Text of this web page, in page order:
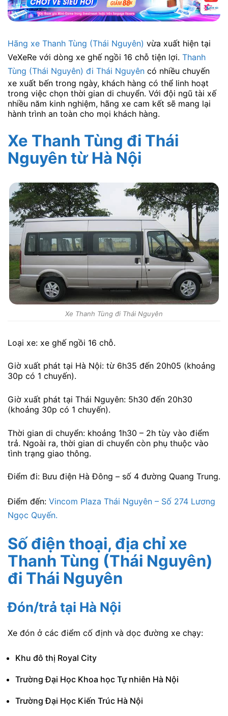
Hãng xe Thanh Tùng (Thái Nguyên) vừa xuất hiện tại
VeXeRe với dòng xe ghế ngồi 16 chỗ tiện lợi. Thanh
Tùng (Thái Nguyên) đi Thái Nguyên có nhiều chuyến
xe xuất bến trong ngày, khách hàng có thể linh hoạt
trong việc chọn thời gian di chuyển. Với đội ngũ tài xế
nhiều năm kinh nghiệm, hãng xe cam kết sẽ mang lại
hành trình an toàn cho mọi khách hàng.
Xe Thanh Tùng đi Thái
Nguyên từ Hà Nội
Xe Thanh Tùng đi Thái Nguyên
Loại xe: xe ghế ngồi 16 chỗ.
Giờ xuất phát tại Hà Nội: từ 6h35 đến 20h05 (khoảng
30p có 1 chuyến).
Giờ xuất phát tại Thái Nguyên: 5h30 đến 20h30
(khoảng 30p có 1 chuyến).
Thời gian di chuyển: khoảng 1h30 – 2h tùy vào điểm
trả. Ngoài ra, thời gian di chuyển còn phụ thuộc vào
tình trạng giao thông.
Điểm đi: Bưu điện Hà Đông – số 4 đường Quang Trung.
Điểm đến: Vincom Plaza Thái Nguyên – Số 274 Lương
Ngọc Quyến.
Số điện thoại, địa chỉ xe
Thanh Tùng (Thái Nguyên)
đi Thái Nguyên
Đón/trả tại Hà Nội
Xe đón ở các điểm cố định và dọc đường xe chạy:
Khu đô thị Royal City
Trường Đại Học Khoa học Tự nhiên Hà Nội
Trường Đại Học Kiến Trúc Hà Nội